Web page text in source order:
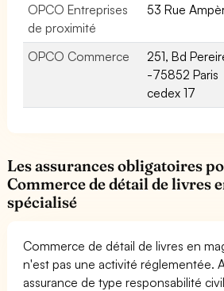
OPCO Entreprises
de proximité
53 Rue
OPCO Commerce
251, Bd
-75852 Paris
cedex 17
Les assurances obligatoires
Commerce de détail de livres
spécialisé
Commerce de détail de livres en
n'est pas une activité réglementée.
assurance de type responsabilité